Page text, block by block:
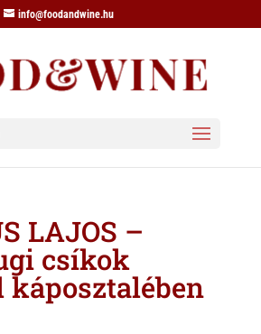
info@foodandwine.hu
LAJOS –
csíkok